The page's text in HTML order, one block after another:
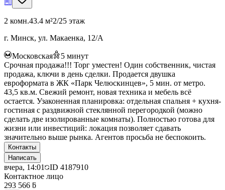
2 комн.43.4 м²2/25 этаж
г. Минск, ул. Макаенка, 12/А
Московская 5 минут
Срочная продажа!!! Торг уместен! Один собственник, чистая
продажа, ключи в день сделки. Продается двушка
евроформата в ЖК «Парк Челюскинцев», 5 мин. от метро.
43,5 кв.м. Свежий ремонт, новая техника и мебель всё
остается. Узаконенная планировка: отдельная спальня + кухня-
гостиная с раздвижной стеклянной перегородкой (можно
сделать две изолированные комнаты). Полностью готова для
жизни или инвестиций: локация позволяет сдавать
значительно выше рынка. Агентов просьба не беспокоить.
Контакты
Написать
вчера, 14:01 ID 4187910
Контактное лицо
293 566 ƃ